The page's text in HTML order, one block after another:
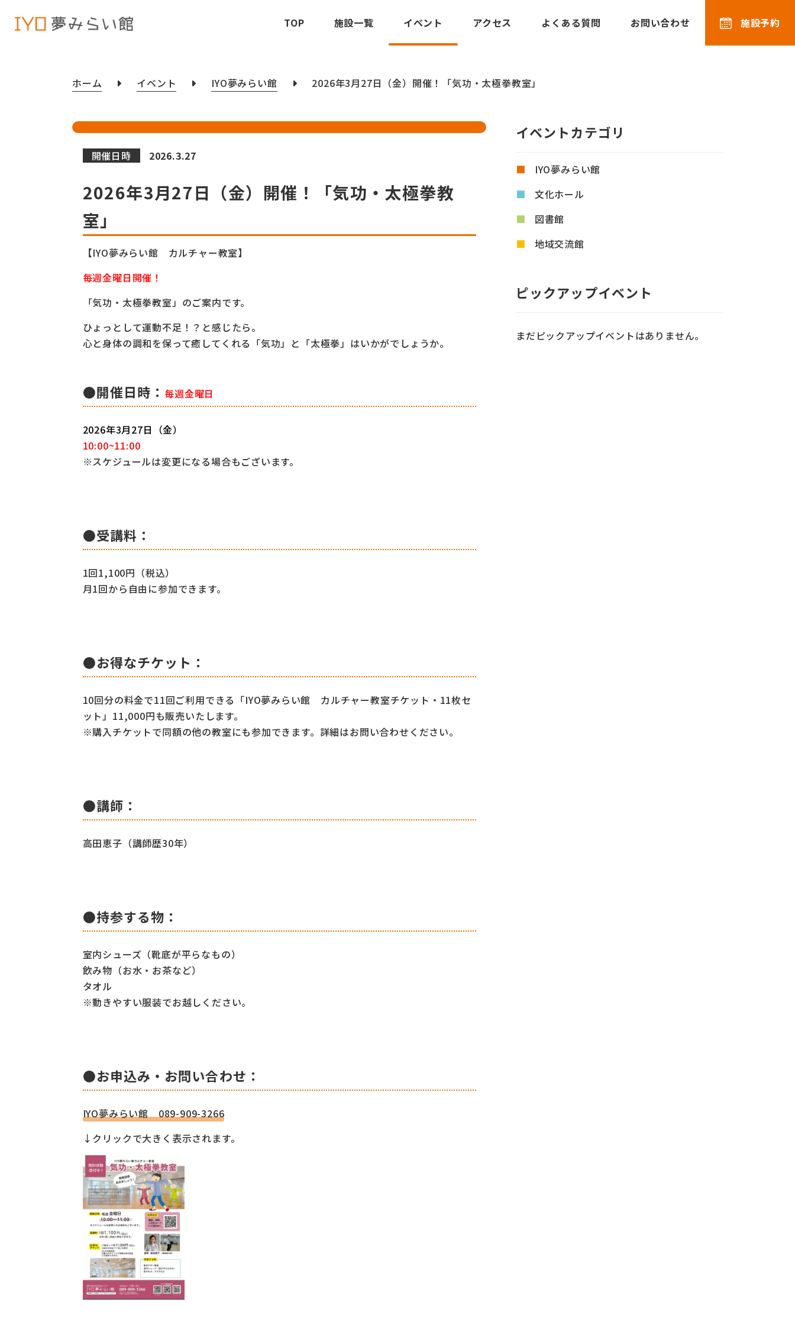
TOP 施設一覧 イベント アクセス よくある質問 お問い合わせ 施設予約
ホーム イベント IYO夢みらい館 2026年3月27日（金）開催！「気功・太極拳教室」
開催日時 2026.3.27
2026年3月27日（金）開催！「気功・太極拳教
室」
【IYO夢みらい館 カルチャー教室】
毎週金曜日開催！
「気功・太極拳教室」のご案内です。
ひょっとして運動不足！？と感じたら。
心と身体の調和を保って癒してくれる「気功」と「太極拳」はいかがでしょうか。
●開催日時： 毎週金曜日
2026年3月27日（金）
10:00~11:00
※スケジュールは変更になる場合もございます。
●受講料：
1回1,100円（税込）
月1回から自由に参加できます。
●お得なチケット：
10回分の料金で11回ご利用できる「IYO夢みらい館 カルチャー教室チケット・11枚セ
ット」11,000円も販売いたします。
※購入チケットで同額の他の教室にも参加できます。詳細はお問い合わせください。
●講師：
高田恵子（講師歴30年）
●持参する物：
室内シューズ（靴底が平らなもの）
飲み物（お水・お茶など）
タオル
※動きやすい服装でお越しください。
●お申込み・お問い合わせ：
IYO夢みらい館 089-909-3266
↓クリックで大きく表示されます。
イベントカテゴリ
IYO夢みらい館
文化ホール
図書館
地域交流館
ピックアップイベント
まだピックアップイベントはありません。